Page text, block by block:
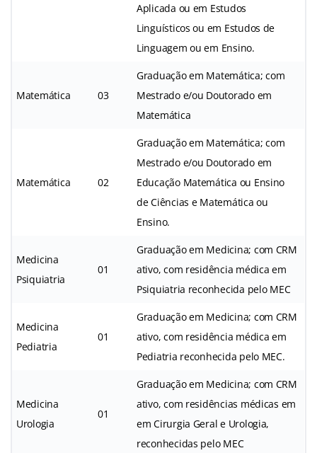
Aplicada ou em Estudos
Linguísticos ou em Estudos de
Linguagem ou em Ensino.
Matemática 03
Graduação em Matemática; com
Mestrado e/ou Doutorado em
Matemática
Matemática 02
Graduação em Matemática; com
Mestrado e/ou Doutorado em
Educação Matemática ou Ensino
de Ciências e Matemática ou
Ensino.
Medicina
Psiquiatria
01
Graduação em Medicina; com CRM
ativo, com residência médica em
Psiquiatria reconhecida pelo MEC
Medicina
Pediatria
01
Graduação em Medicina; com CRM
ativo, com residência médica em
Pediatria reconhecida pelo MEC.
Medicina
Urologia
01
Graduação em Medicina; com CRM
ativo, com residências médicas em
em Cirurgia Geral e Urologia,
reconhecidas pelo MEC